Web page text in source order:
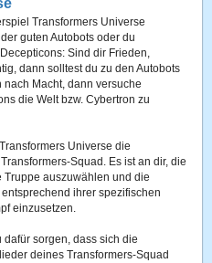
Transformers Universe
guten Autobots oder du
Sind dir Frieden,
dann solltest du zu den Autobots
Macht, dann versuche
die Welt bzw. Cybertron zu
Universe die
Squad. Es ist an dir, die
Truppe auszuwählen und die
ihrer spezifischen
einzusetzen.
dafür sorgen, dass sich die
deines Transformers-Squad